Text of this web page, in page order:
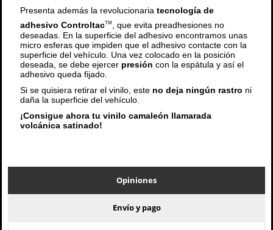
Presenta además la revolucionaria tecnología de
adhesivo ControltacTM
, que evita preadhesiones no
deseadas. En la superficie del adhesivo encontramos unas
micro esferas que impiden que el adhesivo contacte con la
superficie del vehículo. Una vez colocado en la posición
deseada, se debe ejercer presión con la espátula y así el
adhesivo queda fijado.
Si se quisiera retirar el vinilo, este no deja ningún rastro ni
daña la superficie del vehículo.
¡Consigue ahora tu vinilo camaleón llamarada
volcánica satinado!
Opiniones
Envío y pago